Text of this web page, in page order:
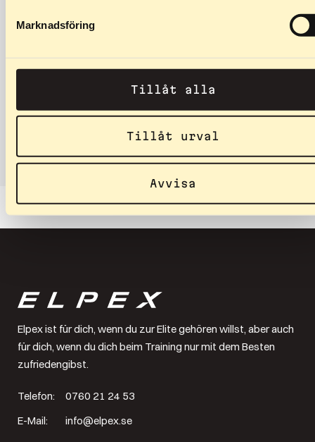
Marknadsföring
Tillåt alla
Tillåt urval
Avvisa
Classic Wasa, Classic DP
Elpex ist für dich, wenn du zur Elite gehören willst, aber auch
für dich, wenn du dich beim Training nur mit dem Besten
zufriedengibst.
Telefon:
0760 21 24 53
E-Mail:
info@elpex.se